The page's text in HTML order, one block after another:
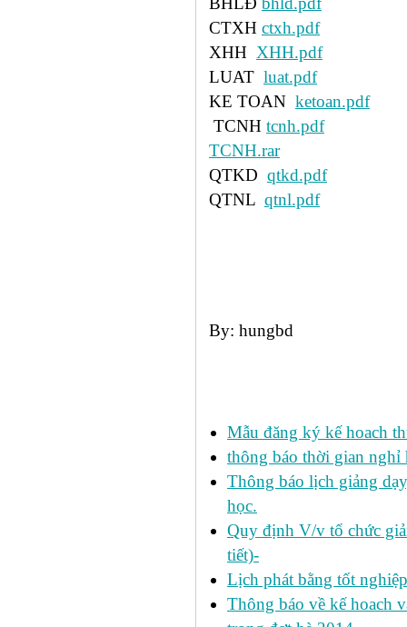
CTXH ctxh.pdf
XHH XHH.pdf
LUAT luat.pdf
KE TOAN ketoan.pdf
TCNH tcnh.pdf
TCNH.rar
QTKD qtkd.pdf
QTNL qtnl.pdf
By: hungbd
Mẫu đăng ký kế hoach
thông báo thời gian
Thông báo lịch giảng
học.
Quy định V/v tổ chức
tiết)-
Lịch phát bằng tốt
Thông báo về kế hoach